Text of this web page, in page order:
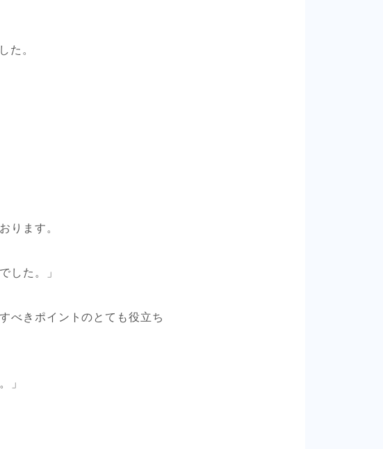
た。
ります。
した。」
べきポイントのとても役立ち
」